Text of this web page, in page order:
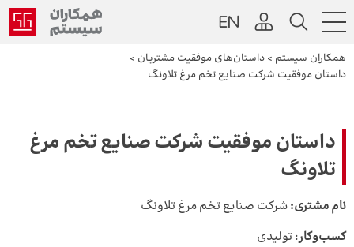
همکاران سیستم > داستان‌های موفقیت مشتریان >
داستان موفقیت شرکت صنایع تخم مرغ تلاونگ
داستان موفقیت شرکت صنایع تخم مرغ
تلاونگ
نام مشتری:شرکت صنایع تخم مرغ تلاونگ
کسب‌و‌کار: تولیدی